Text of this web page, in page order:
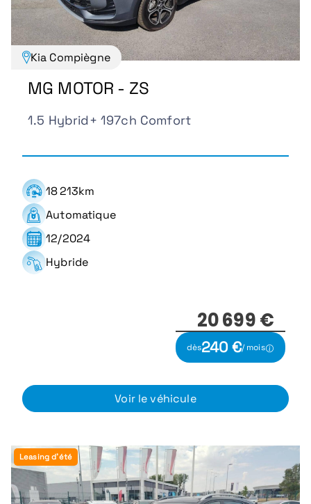
Kia Compiègne
MG MOTOR - ZS
1.5 Hybrid+ 197ch Comfort
18 213km
Automatique
12/2024
Hybride
20 699 €
dès240 €/ mois
Voir le véhicule
Leasing d'été